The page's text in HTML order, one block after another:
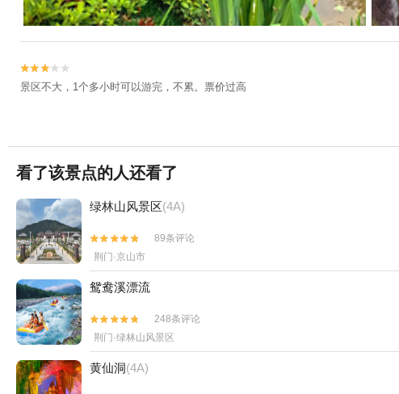


景区不大，1个多小时可以游完，不累。票价过高
看了该景点的人还看了
绿林山风景区(4A)


89条评论
荆门·京山市
鸳鸯溪漂流


248条评论
荆门·绿林山风景区
黄仙洞(4A)